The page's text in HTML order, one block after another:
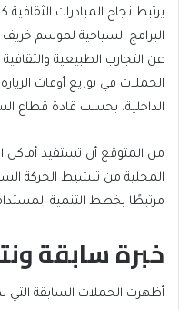
يرتبط نجاح المبادرات
البرامج السياحية لموسم خريف
عن التجارب الطبيعية
الحملات في توزيع أوقات
الداخلية، بحسب قادة قطاع
من المتوقع أن تستفيد أماكن
المحلية من تنشيط الحركة
مرتبطًا بخطط التنمية
خبرة سابقة
أظهرت الحملات السابقة التي